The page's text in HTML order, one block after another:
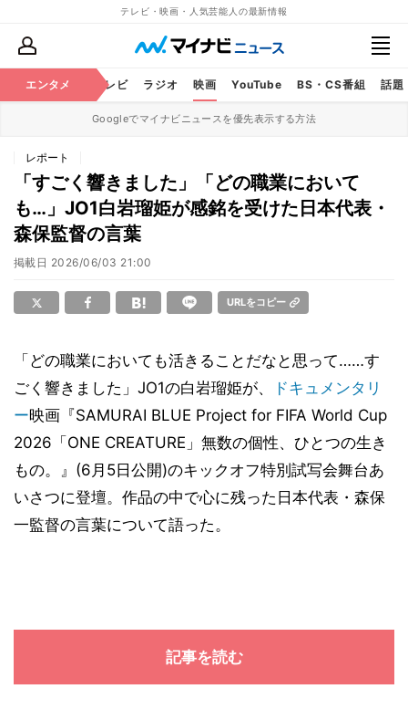
テレビ・映画・人気芸能人の最新情報
エンタメ
芸能 テレビ ラジオ 映画 YouTube BS・CS番組 話題
Googleでマイナビニュースを優先表示する方法
レポート
「すごく響きました」「どの職業において
も…」JO1白岩瑠姫が感銘を受けた日本代表・
森保監督の言葉
掲載日 2026/06/03 21:00
URLをコピー
「どの職業においても活きることだなと思って……す
ごく響きました」JO1の白岩瑠姫が、
ドキュメンタリ
ー映画『SAMURAI BLUE Project for FIFA World Cup
2026「ONE CREATURE」無数の個性、ひとつの生き
もの。』(6月5日公開)のキックオフ特別試写会舞台あ
いさつに登壇。作品の中で心に残った日本代表・森保
一監督の言葉について語った。
記事を読む